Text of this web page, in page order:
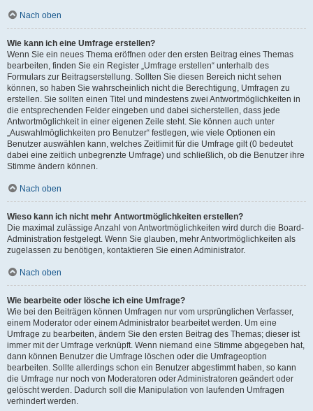
Nach oben
Wie kann ich eine Umfrage erstellen?
Wenn Sie ein neues Thema eröffnen oder den ersten Beitrag eines Themas
bearbeiten, finden Sie ein Register „Umfrage erstellen“ unterhalb des
Formulars zur Beitragserstellung. Sollten Sie diesen Bereich nicht sehen
können, so haben Sie wahrscheinlich nicht die Berechtigung, Umfragen zu
erstellen. Sie sollten einen Titel und mindestens zwei Antwortmöglichkeiten in
die entsprechenden Felder eingeben und dabei sicherstellen, dass jede
Antwortmöglichkeit in einer eigenen Zeile steht. Sie können auch unter
„Auswahlmöglichkeiten pro Benutzer“ festlegen, wie viele Optionen ein
Benutzer auswählen kann, welches Zeitlimit für die Umfrage gilt (0 bedeutet
dabei eine zeitlich unbegrenzte Umfrage) und schließlich, ob die Benutzer ihre
Stimme ändern können.
Nach oben
Wieso kann ich nicht mehr Antwortmöglichkeiten erstellen?
Die maximal zulässige Anzahl von Antwortmöglichkeiten wird durch die Board-
Administration festgelegt. Wenn Sie glauben, mehr Antwortmöglichkeiten als
zugelassen zu benötigen, kontaktieren Sie einen Administrator.
Nach oben
Wie bearbeite oder lösche ich eine Umfrage?
Wie bei den Beiträgen können Umfragen nur vom ursprünglichen Verfasser,
einem Moderator oder einem Administrator bearbeitet werden. Um eine
Umfrage zu bearbeiten, ändern Sie den ersten Beitrag des Themas; dieser ist
immer mit der Umfrage verknüpft. Wenn niemand eine Stimme abgegeben hat,
dann können Benutzer die Umfrage löschen oder die Umfrageoption
bearbeiten. Sollte allerdings schon ein Benutzer abgestimmt haben, so kann
die Umfrage nur noch von Moderatoren oder Administratoren geändert oder
gelöscht werden. Dadurch soll die Manipulation von laufenden Umfragen
verhindert werden.